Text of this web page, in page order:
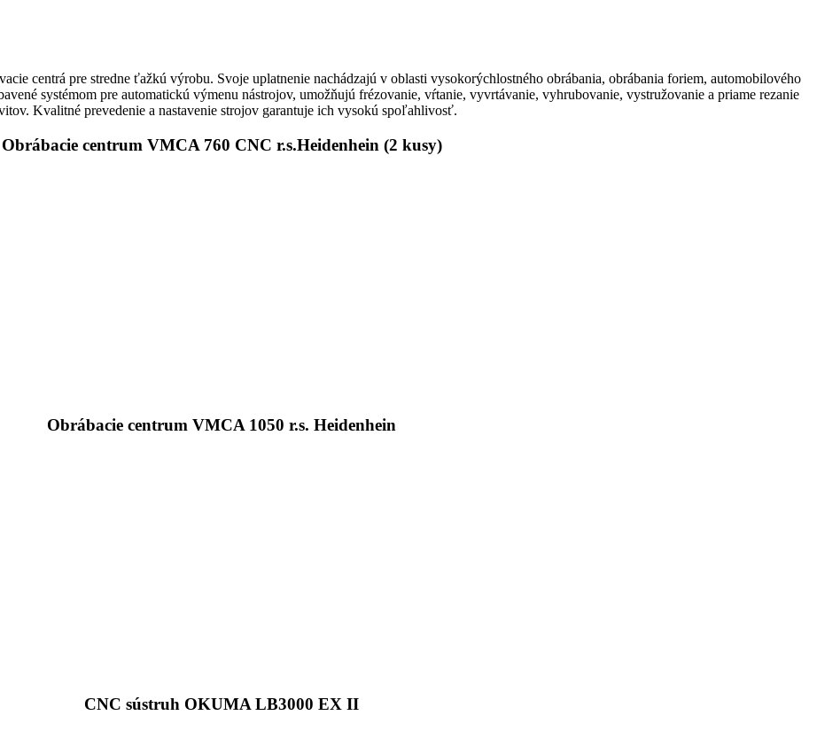
centrá pre stredne ťažkú výrobu. Svoje uplatnenie nachádzajú v oblasti vysokorýchlostného obrábania, obrábania foriem, automobilového
systémom pre automatickú výmenu nástrojov, umožňujú frézovanie, vŕtanie, vyvrtávanie, vyhrubovanie, vystružovanie a priame rezanie
Kvalitné prevedenie a nastavenie strojov garantuje ich vysokú spoľahlivosť.
Obrábacie centrum VMCA 760 CNC r.s.Heidenhein (2 kusy)
Obrábacie centrum VMCA 1050 r.s. Heidenhein
CNC sústruh OKUMA LB3000 EX II